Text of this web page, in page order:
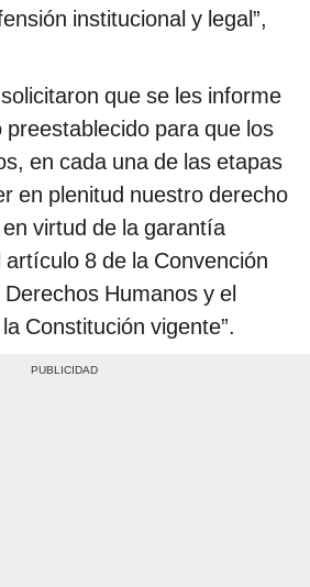
institucional y legal”,
que se les informe
preestablecido para que los
en cada una de las etapas
en plenitud nuestro derecho
virtud de la garantía
8 de la Convención
Humanos y el
Constitución vigente”.